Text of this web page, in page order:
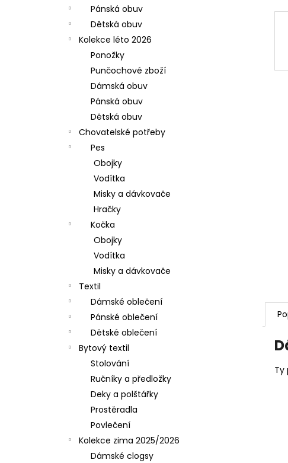
Pánská obuv
Dětská obuv
Kolekce léto 2026
Ponožky
Punčochové zboží
Dámská obuv
Pánská obuv
Dětská obuv
Chovatelské potřeby
Pes
Obojky
Vodítka
Misky a dávkovače
Hračky
Kočka
Obojky
Vodítka
Misky a dávkovače
Textil
Dámské oblečení
Pánské oblečení
Dětské oblečení
Bytový textil
Stolování
Ručníky a předložky
Deky a polštářky
Prostěradla
Povlečení
Kolekce zima 2025/2026
Dámské clogsy
Ty